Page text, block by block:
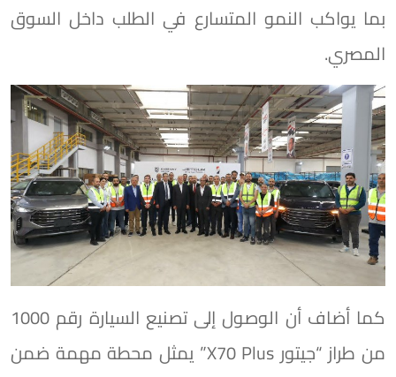
بما يواكب النمو المتسارع في الطلب داخل السوق
المصري.
كما أضاف أن الوصول إلى تصنيع السيارة رقم 1000
من طراز “جيتور X70 Plus” يمثل محطة مهمة ضمن